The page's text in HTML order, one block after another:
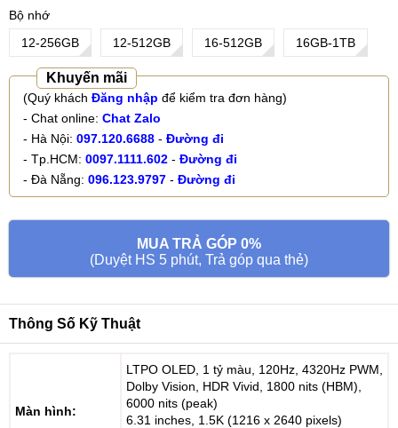
Bộ nhớ
12-256GB
12-512GB 16-512GB 16GB-1TB
Khuyến mãi
(Quý khách Đăng nhập để kiểm tra đơn hàng)
- Chat online: Chat Zalo
- Hà Nội: 097.120.6688 - Đường đi
- Tp.HCM: 0097.1111.602 - Đường đi
- Đà Nẵng: 096.123.9797 - Đường đi
MUA TRẢ GÓP 0%
(Duyệt HS 5 phút, Trả góp qua thẻ)
Thông Số Kỹ Thuật
Màn hình:
LTPO OLED, 1 tỷ màu, 120Hz, 4320Hz PWM,
Dolby Vision, HDR Vivid, 1800 nits (HBM),
6000 nits (peak)
6.31 inches, 1.5K (1216 x 2640 pixels)